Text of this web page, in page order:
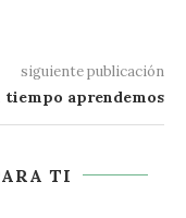
siguiente publicación
tiempo aprendemos
TI